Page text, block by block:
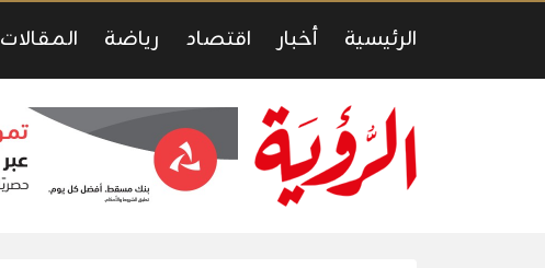
الرئيسية أخبار اقتصاد رياضة المقالات